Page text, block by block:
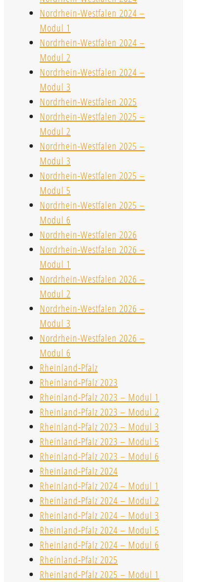
Nordrhein-Westfalen 2024 –
Modul 1
Nordrhein-Westfalen 2024 –
Modul 2
Nordrhein-Westfalen 2024 –
Modul 3
Nordrhein-Westfalen 2025
Nordrhein-Westfalen 2025 –
Modul 2
Nordrhein-Westfalen 2025 –
Modul 3
Nordrhein-Westfalen 2025 –
Modul 5
Nordrhein-Westfalen 2025 –
Modul 6
Nordrhein-Westfalen 2026
Nordrhein-Westfalen 2026 –
Modul 1
Nordrhein-Westfalen 2026 –
Modul 2
Nordrhein-Westfalen 2026 –
Modul 3
Nordrhein-Westfalen 2026 –
Modul 6
Rheinland-Pfalz
Rheinland-Pfalz 2023
Rheinland-Pfalz 2023 – Modul 1
Rheinland-Pfalz 2023 – Modul 2
Rheinland-Pfalz 2023 – Modul 3
Rheinland-Pfalz 2023 – Modul 5
Rheinland-Pfalz 2023 – Modul 6
Rheinland-Pfalz 2024
Rheinland-Pfalz 2024 – Modul 1
Rheinland-Pfalz 2024 – Modul 2
Rheinland-Pfalz 2024 – Modul 3
Rheinland-Pfalz 2024 – Modul 5
Rheinland-Pfalz 2024 – Modul 6
Rheinland-Pfalz 2025
Rheinland-Pfalz 2025 – Modul 1